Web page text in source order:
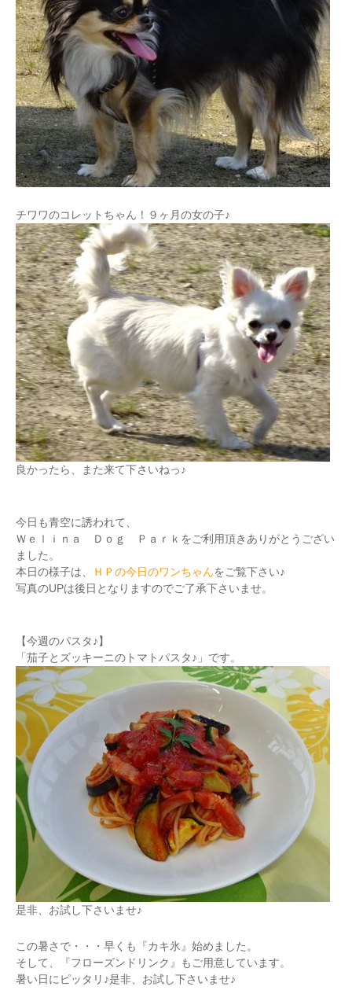
チワワのコレットちゃん！９ヶ月の女の子♪
良かったら、また来て下さいねっ♪
今日も青空に誘われて、
Ｗｅｌｉｎａ Ｄｏｇ Ｐａｒｋをご利用頂きありがとうござい
ました。
本日の様子は、
ＨＰの今日のワンちゃんをご覧下さい♪
写真のUPは後日となりますのでご了承下さいませ。
【今週のパスタ♪】
「茄子とズッキーニのトマトパスタ♪」です。
是非、お試し下さいませ♪
この暑さで・・・早くも『カキ氷』始めました。
そして、『フローズンドリンク』もご用意しています。
暑い日にピッタリ♪是非、お試し下さいませ♪